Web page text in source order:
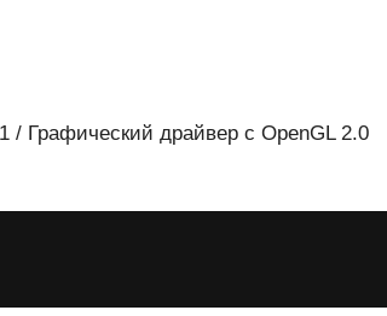
/ Графический драйвер с OpenGL 2.0